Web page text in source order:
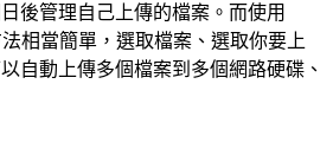
後管理自己上傳的檔案。而使用
法相當簡單，選取檔案、選取你要上
自動上傳多個檔案到多個網路硬碟、